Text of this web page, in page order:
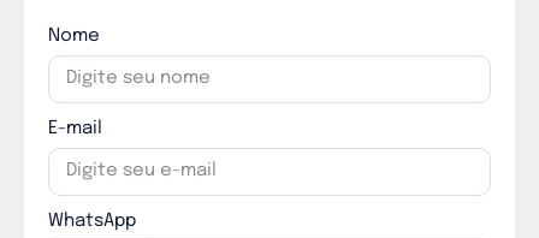
Nome
E-mail
WhatsApp